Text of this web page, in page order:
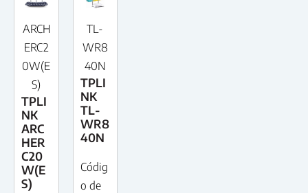
ARCH
ERC2
0W(E
S)
TPLI
NK
ARC
HER
C20
W(E
S)
TL-
WR8
40N
TPLI
NK
TL-
WR8
40N
Códig
o de